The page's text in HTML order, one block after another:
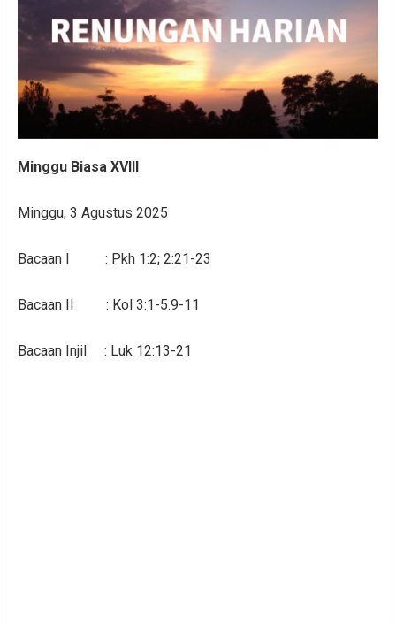
Minggu Biasa XVIII
Minggu, 3 Agustus 2025
Bacaan I : Pkh 1:2; 2:21-23
Bacaan II : Kol 3:1-5.9-11
Bacaan Injil : Luk 12:13-21